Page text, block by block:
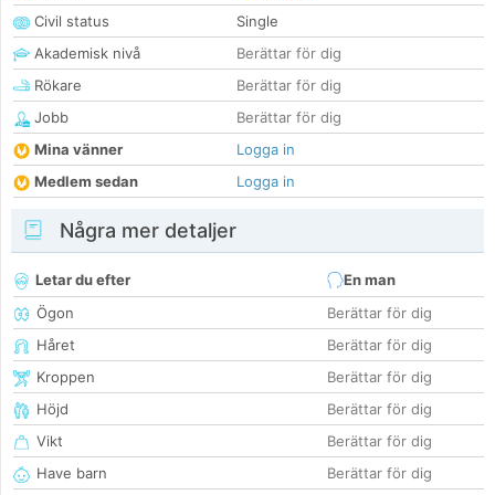
Civil status
Single
Akademisk nivå
Berättar för dig
Rökare
Berättar för dig
Jobb
Berättar för dig
Mina vänner
Logga in
Medlem sedan
Logga in
Några mer detaljer
Letar du efter
En man
Ögon
Berättar för dig
Håret
Berättar för dig
Kroppen
Berättar för dig
Höjd
Berättar för dig
Vikt
Berättar för dig
Have barn
Berättar för dig